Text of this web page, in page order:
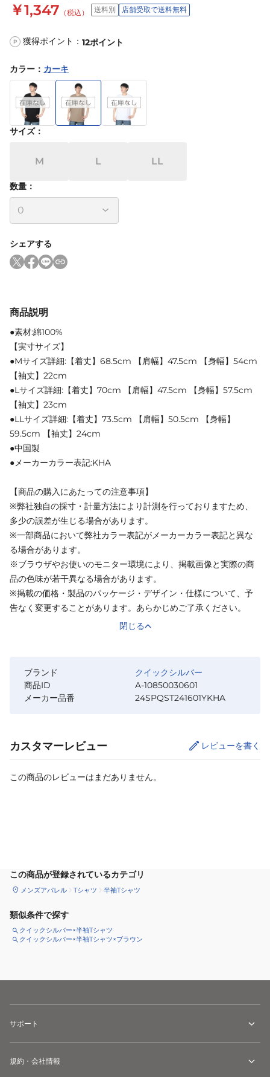
￥1,347 （税込） 送料別 店舗受取で送料無料
P 獲得ポイント： 12ポイント
カラー ： カーキ
サイズ：
M L LL
数量：
シェアする
商品説明
●素材:綿100%
【実寸サイズ】
●Mサイズ詳細:【着丈】68.5cm 【肩幅】47.5cm 【身幅】54cm
【袖丈】22cm
●Lサイズ詳細:【着丈】70cm 【肩幅】47.5cm 【身幅】57.5cm
【袖丈】23cm
●LLサイズ詳細:【着丈】73.5cm 【肩幅】50.5cm 【身幅】
59.5cm 【袖丈】24cm
●中国製
●メーカーカラー表記:KHA
【商品の購入にあたっての注意事項】
※弊社独自の採寸・計量方法により計測を行っておりますため、
多少の誤差が生じる場合があります。
※一部商品において弊社カラー表記がメーカーカラー表記と異な
る場合があります。
※ブラウザやお使いのモニター環境により、掲載画像と実際の商
品の色味が若干異なる場合があります。
※掲載の価格・製品のパッケージ・デザイン・仕様について、予
告なく変更することがあります。あらかじめご了承ください。
閉じる
ブランド
クイックシルバー
商品ID
A-10850030601
メーカー品番
24SPQST241601YKHA
カスタマーレビュー レビューを書く
この商品のレビューはまだありません。
この商品が登録されているカテゴリ
メンズアパレル Tシャツ 半袖Tシャツ
類似条件で探す
クイックシルバー×半袖Tシャツ
クイックシルバー×半袖Tシャツ×ブラウン
サポート
規約・会社情報